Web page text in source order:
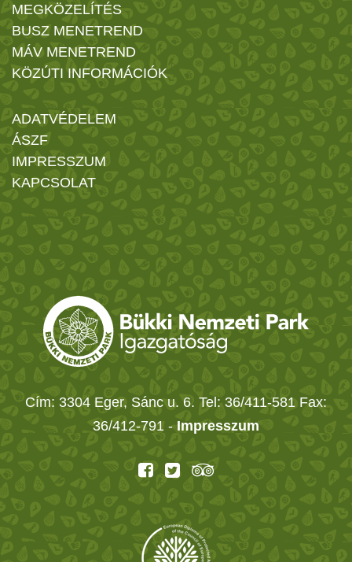
MEGKÖZELÍTÉS
BUSZ MENETREND
MÁV MENETREND
KÖZÚTI INFORMÁCIÓK
ADATVÉDELEM
ÁSZF
IMPRESSZUM
KAPCSOLAT
Cím: 3304 Eger, Sánc u. 6. Tel: 36/411-581 Fax:
36/412-791 - Impresszum